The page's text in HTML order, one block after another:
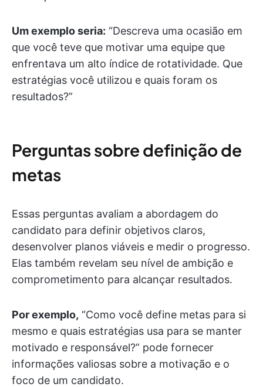
Um exemplo seria: “Descreva uma ocasião em
que você teve que motivar uma equipe que
enfrentava um alto índice de rotatividade. Que
estratégias você utilizou e quais foram os
resultados?”
Perguntas sobre definição de
metas
Essas perguntas avaliam a abordagem do
candidato para definir objetivos claros,
desenvolver planos viáveis e medir o progresso.
Elas também revelam seu nível de ambição e
comprometimento para alcançar resultados.
Por exemplo, “Como você define metas para si
mesmo e quais estratégias usa para se manter
motivado e responsável?” pode fornecer
informações valiosas sobre a motivação e o
foco de um candidato.